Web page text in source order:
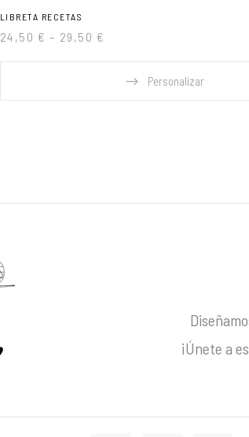
LIBRETA RECETAS
24,50 € – 29,50 €
Personalizar
¡Únete a